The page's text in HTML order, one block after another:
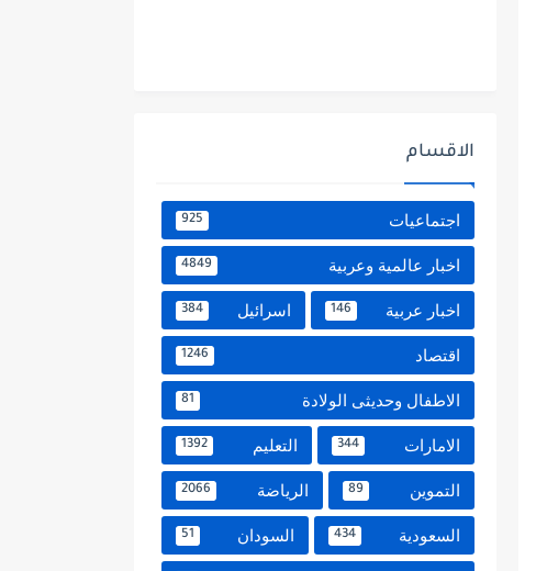
الاقسام
اجتماعيات 925
اخبار عالمية وعربية 4849
اخبار عربية 146 اسرائيل 384
اقتصاد 1246
الاطفال وحديثى الولادة 81
الامارات 344 التعليم 1392
التموين 89 الرياضة 2066
السعودية 434 السودان 51